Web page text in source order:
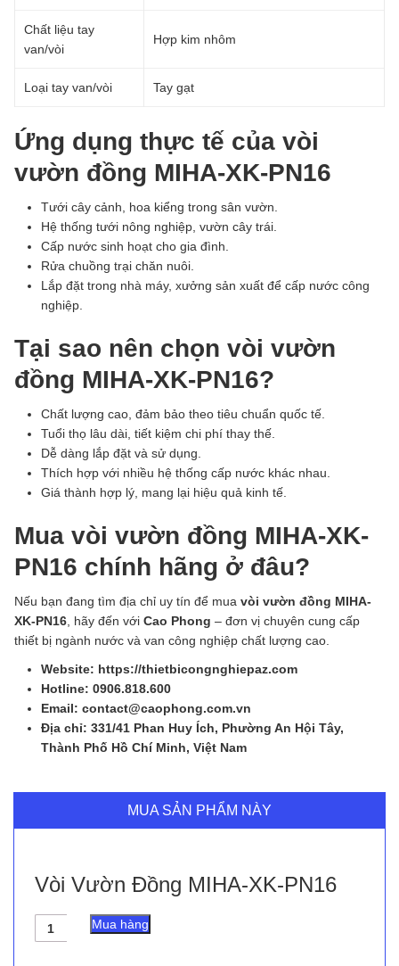
Chất liệu tay
van/vòi
Hợp kim nhôm
Loại tay van/vòi Tay gạt
Ứng dụng thực tế của vòi
vườn đồng MIHA-XK-PN16
Tưới cây cảnh, hoa kiểng trong sân vườn.
Hệ thống tưới nông nghiệp, vườn cây trái.
Cấp nước sinh hoạt cho gia đình.
Rửa chuồng trại chăn nuôi.
Lắp đặt trong nhà máy, xưởng sản xuất để cấp nước công
nghiệp.
Tại sao nên chọn vòi vườn
đồng MIHA-XK-PN16?
Chất lượng cao, đảm bảo theo tiêu chuẩn quốc tế.
Tuổi thọ lâu dài, tiết kiệm chi phí thay thế.
Dễ dàng lắp đặt và sử dụng.
Thích hợp với nhiều hệ thống cấp nước khác nhau.
Giá thành hợp lý, mang lại hiệu quả kinh tế.
Mua vòi vườn đồng MIHA-XK-
PN16 chính hãng ở đâu?
Nếu bạn đang tìm địa chỉ uy tín để mua vòi vườn đồng MIHA-
XK-PN16, hãy đến với Cao Phong – đơn vị chuyên cung cấp
thiết bị ngành nước và van công nghiệp chất lượng cao.
Website: https://thietbicongnghiepaz.com
Hotline: 0906.818.600
Email: contact@caophong.com.vn
Địa chỉ: 331/41 Phan Huy Ích, Phường An Hội Tây,
Thành Phố Hồ Chí Minh, Việt Nam
MUA SẢN PHẨM NÀY
Vòi Vườn Đồng MIHA-XK-PN16
Vòi
Vườn
Mua hàng